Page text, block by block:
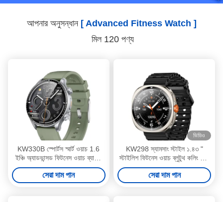
আপনার অনুসন্ধান [ Advanced Fitness Watch ]
মিল 120 পণ্য
KW330B স্পোর্টস স্মার্ট ওয়াচ 1.6
ইঞ্চি অ্যাডভান্সড ফিটনেস ওয়াচ ব্যায়াম
ট্র্যাকিং জন্য
সেরা দাম পান
ভিডিও
KW298 স্যামসাং স্টাইল ১.৪৩ "
স্টাইলিশ ফিটনেস ওয়াচ ব্লুটুথ কলিং স্মার্ট
ওয়াচ অ্যামোলেড ডিসপ্লে
সেরা দাম পান